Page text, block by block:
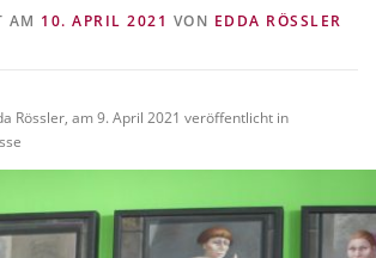
AM 10. APRIL 2021 VON EDDA RÖSSLER
Rössler, am 9. April 2021 veröffentlicht in